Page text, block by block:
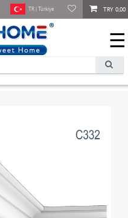
TRY 0,00
TR | Türkiye
☰